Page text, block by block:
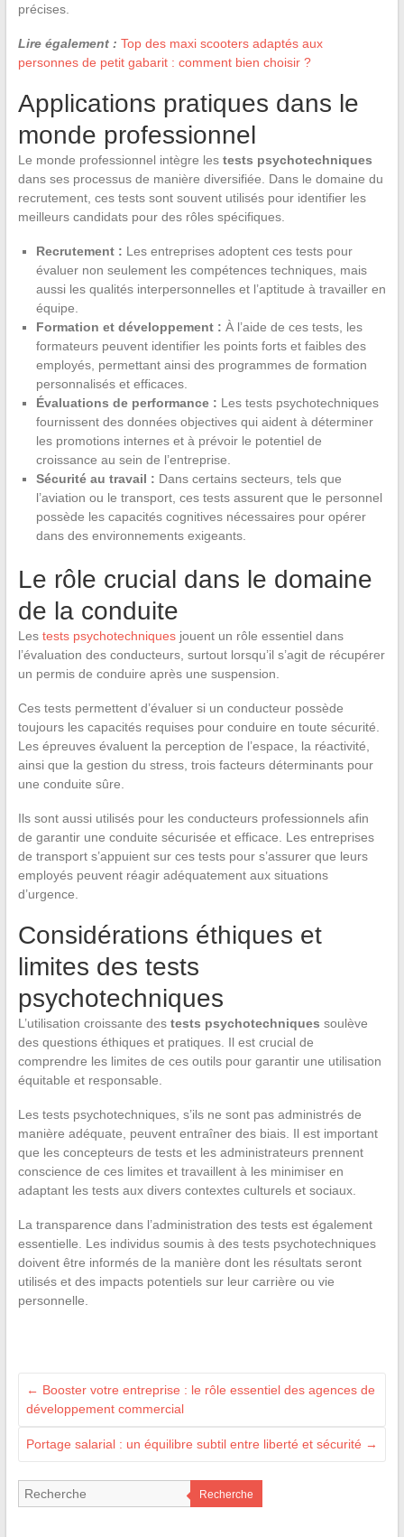
précises.
Lire également : Top des maxi scooters adaptés aux
personnes de petit gabarit : comment bien choisir ?
Applications pratiques dans le
monde professionnel
Le monde professionnel intègre les tests psychotechniques
dans ses processus de manière diversifiée. Dans le domaine du
recrutement, ces tests sont souvent utilisés pour identifier les
meilleurs candidats pour des rôles spécifiques.
Recrutement : Les entreprises adoptent ces tests pour
évaluer non seulement les compétences techniques, mais
aussi les qualités interpersonnelles et l’aptitude à travailler en
équipe.
Formation et développement : À l’aide de ces tests, les
formateurs peuvent identifier les points forts et faibles des
employés, permettant ainsi des programmes de formation
personnalisés et efficaces.
Évaluations de performance : Les tests psychotechniques
fournissent des données objectives qui aident à déterminer
les promotions internes et à prévoir le potentiel de
croissance au sein de l’entreprise.
Sécurité au travail : Dans certains secteurs, tels que
l’aviation ou le transport, ces tests assurent que le personnel
possède les capacités cognitives nécessaires pour opérer
dans des environnements exigeants.
Le rôle crucial dans le domaine
de la conduite
Les tests psychotechniquesjouent un rôle essentiel dans
l’évaluation des conducteurs, surtout lorsqu’il s’agit de récupérer
un permis de conduire après une suspension.
Ces tests permettent d’évaluer si un conducteur possède
toujours les capacités requises pour conduire en toute sécurité.
Les épreuves évaluent la perception de l’espace, la réactivité,
ainsi que la gestion du stress, trois facteurs déterminants pour
une conduite sûre.
Ils sont aussi utilisés pour les conducteurs professionnels afin
de garantir une conduite sécurisée et efficace. Les entreprises
de transport s’appuient sur ces tests pour s’assurer que leurs
employés peuvent réagir adéquatement aux situations
d’urgence.
Considérations éthiques et
limites des tests
psychotechniques
L’utilisation croissante des tests psychotechniques soulève
des questions éthiques et pratiques. Il est crucial de
comprendre les limites de ces outils pour garantir une utilisation
équitable et responsable.
Les tests psychotechniques, s’ils ne sont pas administrés de
manière adéquate, peuvent entraîner des biais. Il est important
que les concepteurs de tests et les administrateurs prennent
conscience de ces limites et travaillent à les minimiser en
adaptant les tests aux divers contextes culturels et sociaux.
La transparence dans l’administration des tests est également
essentielle. Les individus soumis à des tests psychotechniques
doivent être informés de la manière dont les résultats seront
utilisés et des impacts potentiels sur leur carrière ou vie
personnelle.
← Booster votre entreprise : le rôle essentiel des agences de
développement commercial
Portage salarial : un équilibre subtil entre liberté et sécurité →
Recherche